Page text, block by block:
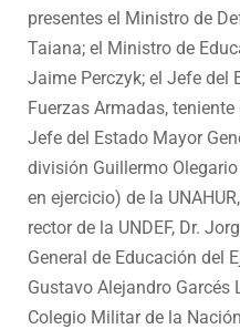
presentes el Ministro de
Taiana; el Ministro de
Jaime Perczyk; el Jefe del
Fuerzas Armadas,
Jefe del Estado Mayor
división Guillermo
en ejercicio) de la
rector de la UNDEF, Dr.
General de Educación del
Gustavo Alejandro Garcés
Colegio Militar de la